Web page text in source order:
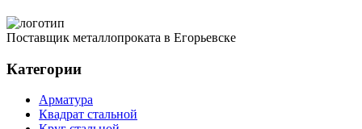
Поставщик металлопроката в Егорьевске
Категории
Арматура
Квадрат стальной